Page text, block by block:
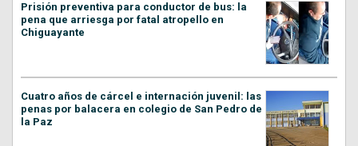
Prisión preventiva para conductor de bus: la
pena que arriesga por fatal atropello en
Chiguayante
Cuatro años de cárcel e internación juvenil: las
penas por balacera en colegio de San Pedro de
la Paz